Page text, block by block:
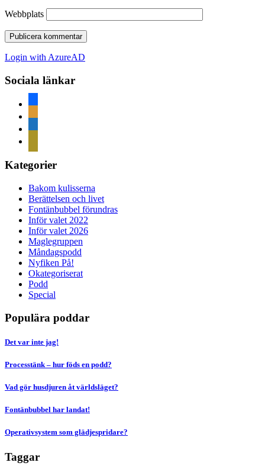
Webbplats
Login with AzureAD
Sociala länkar
Kategorier
Bakom kulisserna
Berättelsen och livet
Fontänbubbel förundras
Inför valet 2022
Inför valet 2026
Maglegruppen
Måndagspodd
Nyfiken På!
Okategoriserat
Podd
Special
Populära poddar
Det var inte jag!
Processtänk – hur föds en podd?
Vad gör husdjuren åt världsläget?
Fontänbubbel har landat!
Operativsystem som glädjespridare?
Taggar